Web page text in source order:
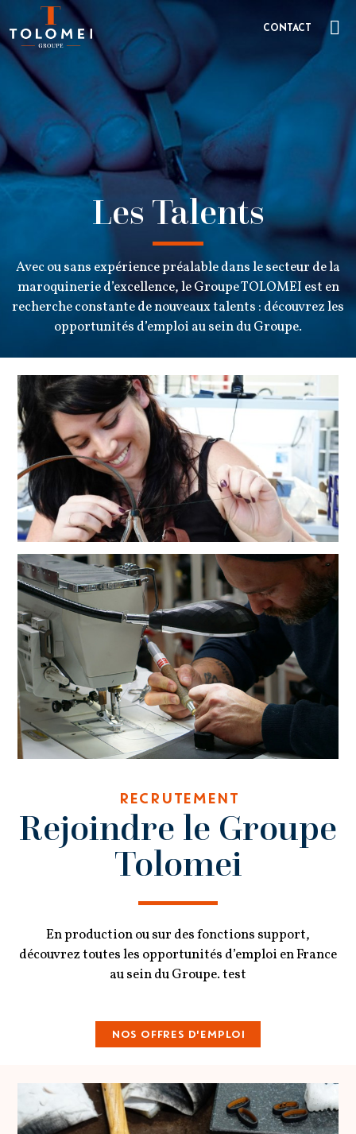
CONTACT
Les Talents
Avec ou sans expérience préalable dans le secteur de la
maroquinerie d’excellence, le Groupe TOLOMEI est en
recherche constante de nouveaux talents : découvrez les
opportunités d’emploi au sein du Groupe.
RECRUTEMENT
Rejoindre le Groupe
Tolomei
En production ou sur des fonctions support,
découvrez toutes les opportunités d’emploi en France
au sein du Groupe. test
NOS OFFRES D'EMPLOI